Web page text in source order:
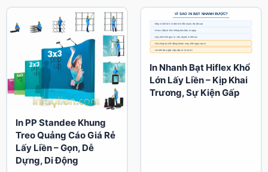
In PP Standee Khung
Treo Quảng Cáo Giá Rẻ
Lấy Liền – Gọn, Dễ
Dựng, Di Động
In Nhanh Bạt Hiflex Khổ
Lớn Lấy Liền – Kịp Khai
Trương, Sự Kiện Gấp